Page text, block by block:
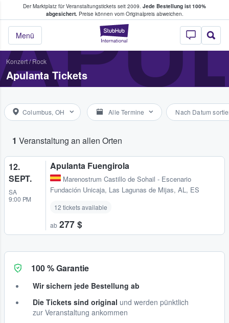
Der Marktplatz für Veranstaltungstickets seit 2009. Jede Bestellung ist 100%
abgesichert.Preise können vom Originalpreis abweichen.
StubHub - Wo
Menü
Tickets kaufen & verkaufen
Konzert/Rock
Apulanta Tickets
Columbus, OH Alle Termine Nach Datum
1 Veranstaltung an allen Orten
12.
SEPT.
SA
9:00 PM
Apulanta Fuengirola
Marenostrum Castillo de Sohail - Escenario
Fundación Unicaja, Las Lagunas de Mijas, AL, ES
12 tickets available
ab 277 $
100 % Garantie
Wir sichern jede Bestellung ab
Die Tickets sind original und werden pünktlich
zur Veranstaltung ankommen